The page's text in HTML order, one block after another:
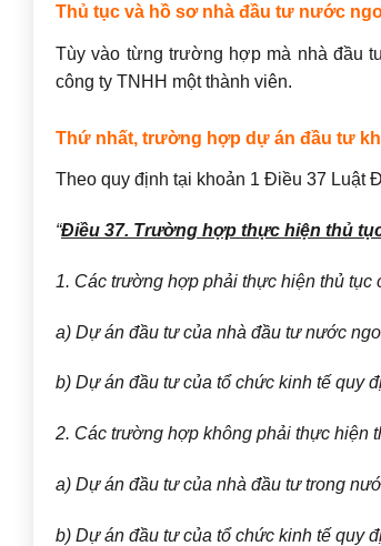
Thủ tục và hồ sơ nhà đầu tư nước
Tùy vào từng trường hợp mà nhà đầu
công ty TNHH một thành viên.
Thứ nhất, trường hợp dự án đầu tư
Theo quy định tại khoản 1 Điều 37 Luật
“Điều 37. Trường hợp thực hiện thủ
1. Các trường hợp phải thực hiện thủ
a) Dự án đầu tư của nhà đầu tư nước
b) Dự án đầu tư của tổ chức kinh tế quy
2. Các trường hợp không phải thực hiện
a) Dự án đầu tư của nhà đầu tư trong
b) Dự án đầu tư của tổ chức kinh tế quy